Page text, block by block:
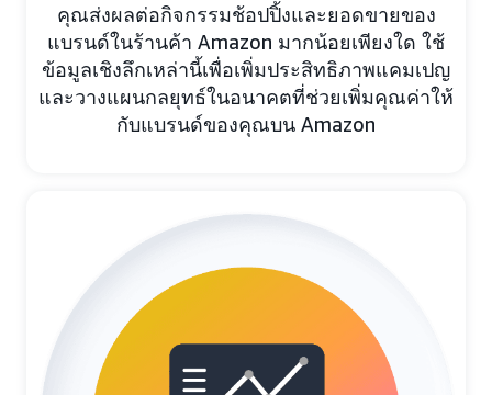
คุณส่งผลต่อกิจกรรมช้อปปิ้งและยอดขายของ
แบรนด์ในร้านค้า Amazon มากน้อยเพียงใด ใช้
ข้อมูลเชิงลึกเหล่านี้เพื่อเพิ่มประสิทธิภาพแคมเปญ
และวางแผนกลยุทธ์ในอนาคตที่ช่วยเพิ่มคุณค่าให้
กับแบรนด์ของคุณบน Amazon